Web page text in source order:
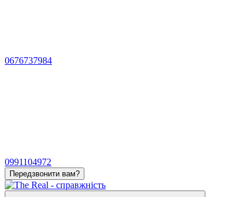
0676737984
0991104972
Передзвонити вам?